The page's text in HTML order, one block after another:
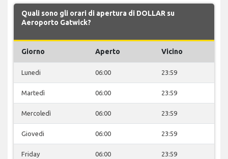
Quali sono gli orari di apertura di DOLLAR su
Aeroporto Gatwick?
Giorno Aperto Vicino
Lunedi 06:00 23:59
Martedì 06:00 23:59
Mercoledì 06:00 23:59
Giovedi 06:00 23:59
Friday 06:00 23:59